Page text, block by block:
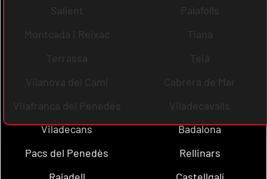
Sallent
Palafolls
Montcada i Reixac
Tiana
Terrassa
Teià
Vilanova del Camí
Cabrera de Mar
Vilafranca del Penedès
Viladecavalls
Viladecans
Badalona
Pacs del Penedès
Rellinars